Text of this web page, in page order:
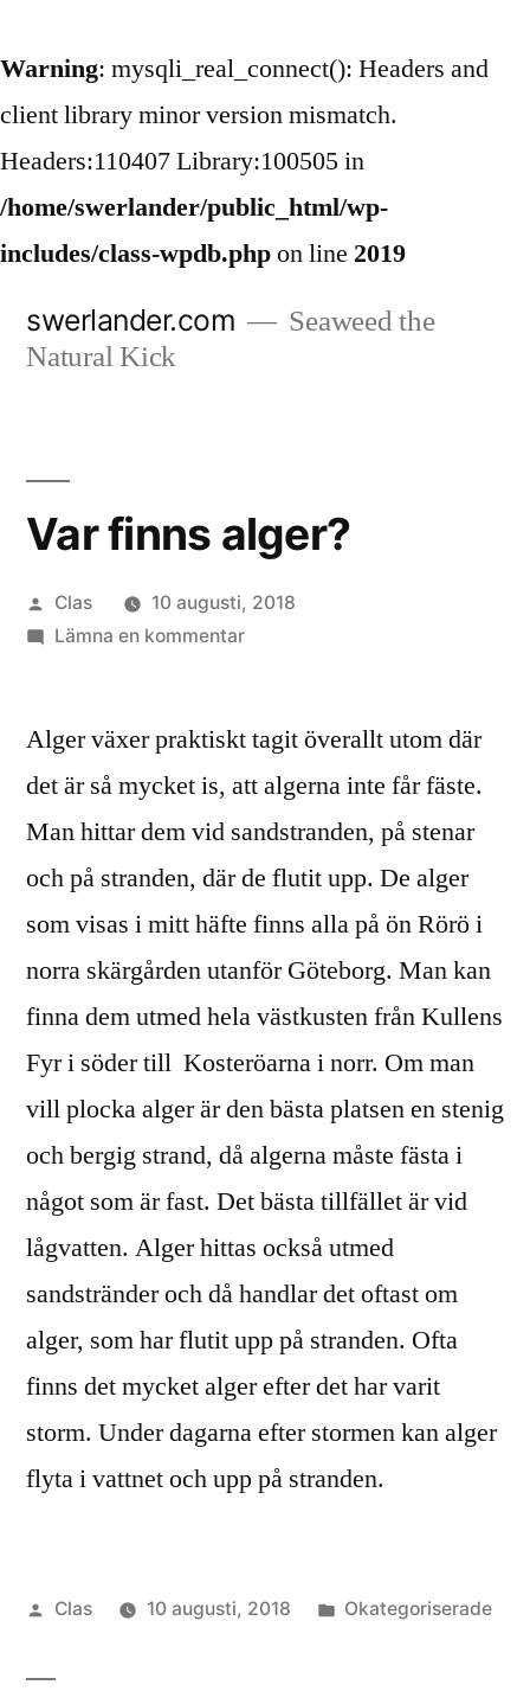
Warning: mysqli_real_connect(): Headers and
client library minor version mismatch.
Headers:110407 Library:100505 in
/home/swerlander/public_html/wp-
includes/class-wpdb.phpon line 2019
till
swerlander.com
Seaweed the
Natural Kick
Var finns alger?
Publicerat
av
Clas
10 augusti, 2018
Lämna en kommentartill
alger?
Alger växer praktiskt tagit överallt utom där
det är så mycket is, att algerna inte får fäste.
Man hittar dem vid sandstranden, på stenar
och på stranden, där de flutit upp. De alger
som visas i mitt häfte finns alla på ön Rörö i
norra skärgården utanför Göteborg. Man kan
finna dem utmed hela västkusten från Kullens
Fyr i söder till Kosteröarna i norr. Om man
vill plocka alger är den bästa platsen en stenig
och bergig strand, då algerna måste fästa i
något som är fast. Det bästa tillfället är vid
lågvatten. Alger hittas också utmed
sandstränder och då handlar det oftast om
alger, som har flutit upp på stranden. Ofta
finns det mycket alger efter det har varit
storm. Under dagarna efter stormen kan alger
flyta i vattnet och upp på stranden.
Publicerat
Clas 10 augusti, 2018
Publicerat
Okategoriserade